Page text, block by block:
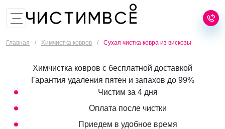
8 (499) 455-02-25
Заказать звонок
Главная / Химчистка ковров / Сухая чистка ковра из вискозы
Химчистка ковров с бесплатной доставкой
Гарантия удаления пятен и запахов до 99%
Чистим за 4 дня
Оплата после чистки
Приедем в удобное время